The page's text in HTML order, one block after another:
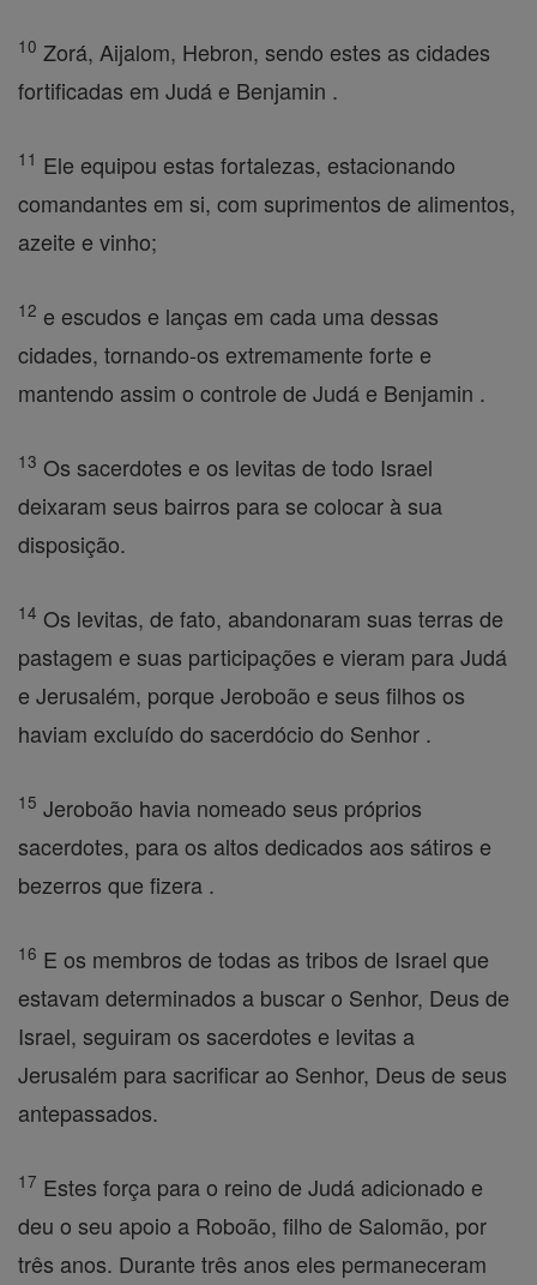
10 Zorá, Aijalom, Hebron, sendo estes as cidades
fortificadas em Judá e Benjamin .
11 Ele equipou estas fortalezas, estacionando
comandantes em si, com suprimentos de alimentos,
azeite e vinho;
12 e escudos e lanças em cada uma dessas
cidades, tornando-os extremamente forte e
mantendo assim o controle de Judá e Benjamin .
13 Os sacerdotes e os levitas de todo Israel
deixaram seus bairros para se colocar à sua
disposição.
14 Os levitas, de fato, abandonaram suas terras de
pastagem e suas participações e vieram para Judá
e Jerusalém, porque Jeroboão e seus filhos os
haviam excluído do sacerdócio do Senhor .
15 Jeroboão havia nomeado seus próprios
sacerdotes, para os altos dedicados aos sátiros e
bezerros que fizera .
16 E os membros de todas as tribos de Israel que
estavam determinados a buscar o Senhor, Deus de
Israel, seguiram os sacerdotes e levitas a
Jerusalém para sacrificar ao Senhor, Deus de seus
antepassados.
17 Estes força para o reino de Judá adicionado e
deu o seu apoio a Roboão, filho de Salomão, por
três anos. Durante três anos eles permaneceram